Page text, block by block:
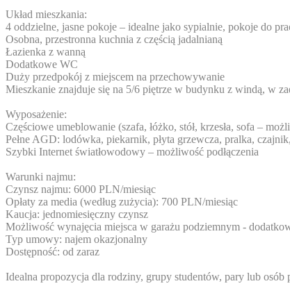
Układ mieszkania:
4 oddzielne, jasne pokoje – idealne jako sypialnie, pokoje do
Osobna, przestronna kuchnia z częścią jadalnianą
Łazienka z wanną
Dodatkowe WC
Duży przedpokój z miejscem na przechowywanie
Mieszkanie znajduje się na 5/6 piętrze w budynku z windą, w
Wyposażenie:
Częściowe umeblowanie (szafa, łóżko, stół, krzesła, sofa –
Pełne AGD: lodówka, piekarnik, płyta grzewcza, pralka,
Szybki Internet światłowodowy – możliwość podłączenia
Warunki najmu:
Czynsz najmu: 6000 PLN/miesiąc
Opłaty za media (według zużycia): 700 PLN/miesiąc
Kaucja: jednomiesięczny czynsz
Możliwość wynajęcia miejsca w garażu podziemnym -
Typ umowy: najem okazjonalny
Dostępność: od zaraz
Idealna propozycja dla rodziny, grupy studentów, pary lub